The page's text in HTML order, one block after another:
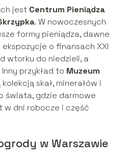
jest Centrum Pieniądza
. W nowoczesnych
formy pieniądza, dawne
o finansach XXI
wtorku do niedzieli, a
przykład to Muzeum
skał, minerałów i
świata, gdzie darmowe
w dni robocze i część
w Warszawie